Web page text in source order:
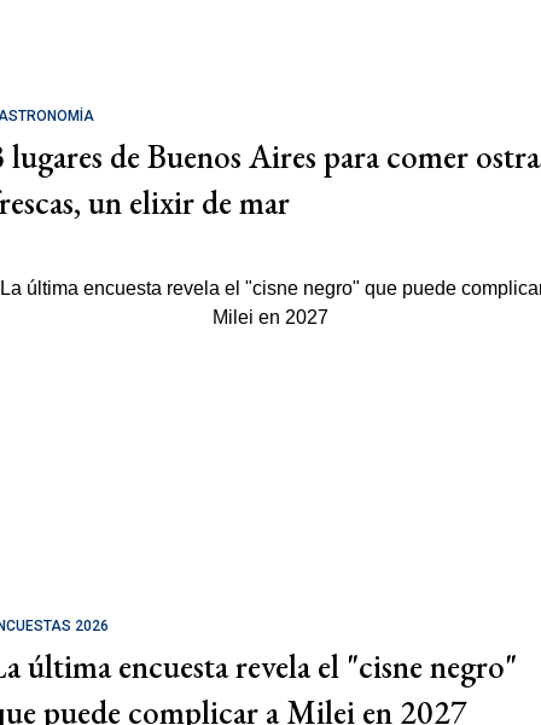
lugares de Buenos Aires para comer
un elixir de mar
2026
última encuesta revela el "cisne negro"
puede complicar a Milei en 2027